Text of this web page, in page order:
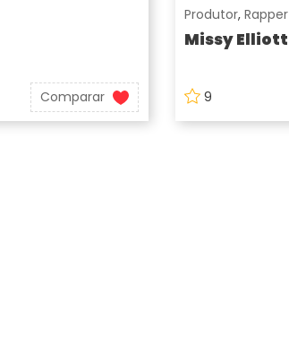
Comparar
Produtor, Rapper
Missy Elliott
9